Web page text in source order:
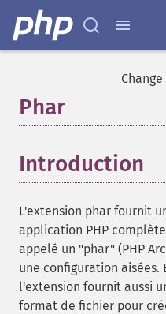
Phar
Introduction
L'extension phar fournit
application PHP
appelé un "phar" (PHP
une configuration aisées.
l'extension fournit aussi
format de fichier pour